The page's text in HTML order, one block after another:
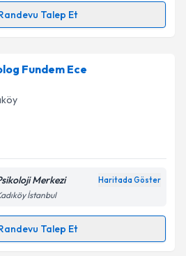
kabul ediyorum.
Talep Et
Talebi
Ertürkiçin randevu takvimi talebi
randevu almanız için bir
e-posta ile bilgilendireceğiz.
işlenmesine ilişkin
kabul ediyorum.
Fundem Ece
Merkezi Haritada Göster
İstanbul
Talep Et
Talebi